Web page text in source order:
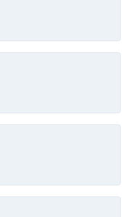
für
bergen
Druck setzen
berücksichtigen.